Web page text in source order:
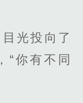
光投向了
“你有不同